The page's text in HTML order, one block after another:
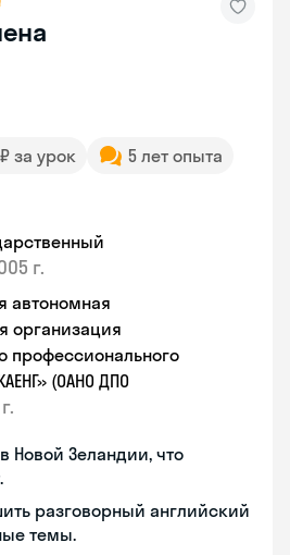
за урок
5 лет опыта
г.
автономная
организация
профессионального
(ОАНО ДПО
Новой Зеландии, что
разговорный английский
темы.